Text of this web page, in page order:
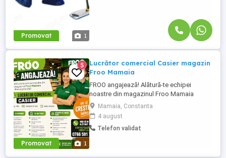
Promovat 1
Promovat 1
5
Lucrător comercial Casier magazin
Froo Mamaia
FROO angajează! Alătură-te echipei
noastre din magazinul Froo Mamaia
(strada Prelungirea D12) locul unde
energia bună și profesionalismul fac
echipă excelentă! Căutăm: Lucrător
comercial Casier Full-time Program în ture
Mamaia, Constanta
4 august
Telefon validat